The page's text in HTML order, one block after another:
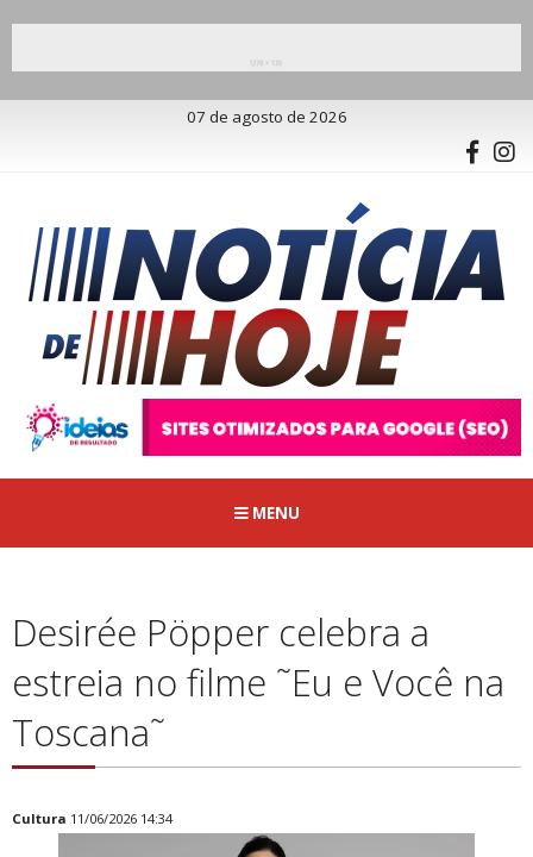
07 de agosto de 2026
MENU
Desirée Pöpper celebra a
estreia no filme ˜Eu e Você na
Toscana˜
Cultura 11/06/2026 14:34